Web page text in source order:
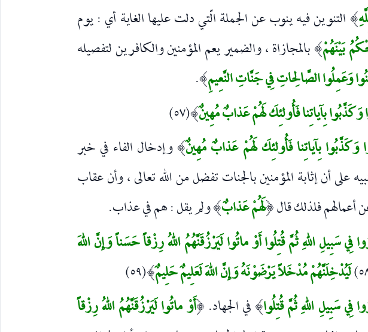
) التنوين فيه ينوب عن الجملة الّتي دلت عليها الغاية أي : يوم
بَيْنَهُمْ) بالمجازاة ، والضمير يعم المؤمنين والكافرين لتفصيله
وَعَمِلُوا الصَّالِحاتِ فِي جَنَّاتِ النَّعِيمِ)
.
بِآياتِنا فَأُولئِكَ لَهُمْ عَذابٌ مُهِينٌ)(٥٧)
بِآياتِنا فَأُولئِكَ لَهُمْ عَذابٌ مُهِينٌ)وإدخال الفاء في خبر
على أن إثابة المؤمنين بالجنات تفضل من الله تعالى ، وأن عقاب
فلذلك قال (لَهُمْ عَذابٌ)ولم يقل : هم في عذاب.
سَبِيلِ اللهِ ثُمَّ قُتِلُوا أَوْ ماتُوا لَيَرْزُقَنَّهُمُ اللهُ رِزْقاً حَسَناً وَإِنَّ اللهَ
لَيُدْخِلَنَّهُمْ مُدْخَلاً يَرْضَوْنَهُ وَإِنَّ اللهَ لَعَلِيمٌ حَلِيمٌ)(٥٩)
فِي سَبِيلِ اللهِ ثُمَّ قُتِلُوا)في الجهاد. (أَوْ ماتُوا لَيَرْزُقَنَّهُمُ اللهُ رِزْقاً